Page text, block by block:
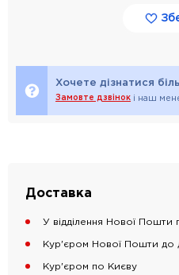
Хочете дізнатися
Замовте дзвінок і наш
Доставка
У відділення Нової Пошти
Кур'єром Нової Пошти до
Кур'єром по Києву